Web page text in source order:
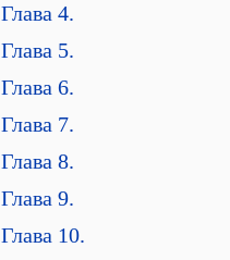
Глава 4.
Глава 5.
Глава 6.
Глава 7.
Глава 8.
Глава 9.
Глава 10.